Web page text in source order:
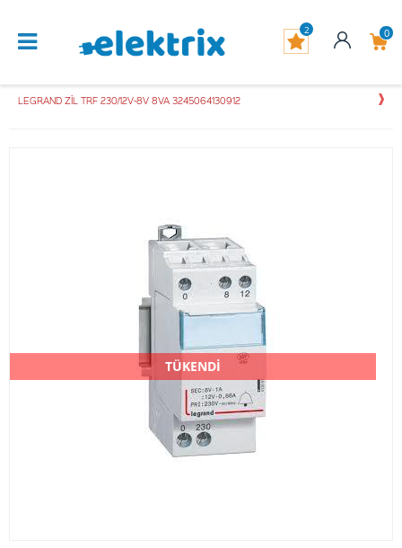
0
2
LEGRAND ZİL TRF 230/12V-8V 8VA 3245064130912
TÜKENDİ